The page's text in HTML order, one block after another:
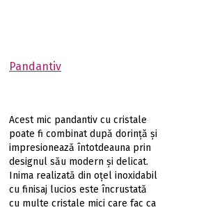
Pandantiv
Acest mic pandantiv cu cristale
poate fi combinat după dorință și
impresionează întotdeauna prin
designul său modern și delicat.
Inima realizată din oțel inoxidabil
cu finisaj lucios este încrustată
cu multe cristale mici care fac ca